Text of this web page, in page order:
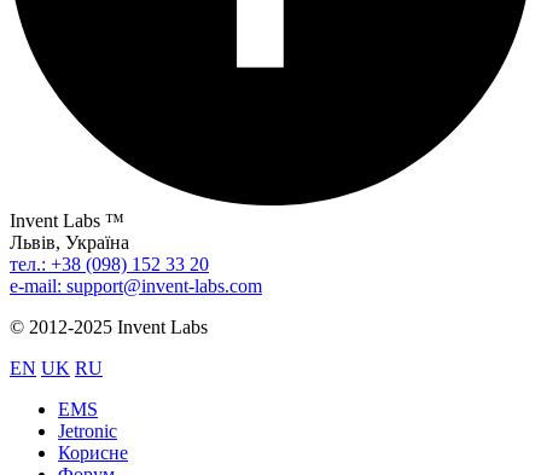
Invent Labs ™
Львів, Україна
тел.: +38 (098) 152 33 20
e-mail: support@invent-labs.com
© 2012-2025 Invent Labs
EN UK RU
EMS
Jetronic
Корисне